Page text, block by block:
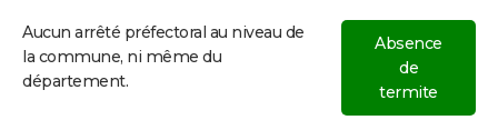
Aucun arrêté préfectoral au niveau de
la commune, ni même du
département.
Absence
de
termite